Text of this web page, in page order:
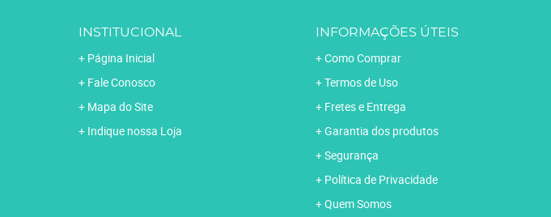
INSTITUCIONAL
Página Inicial
Fale Conosco
Mapa do Site
Indique nossa Loja
INFORMAÇÕES ÚTEIS
Como Comprar
Termos de Uso
Fretes e Entrega
Garantia dos produtos
Segurança
Política de Privacidade
Quem Somos